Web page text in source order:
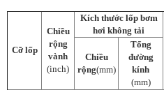
Cỡ lốp
Chiều
rộng
vành
(inch)
Kích thước lốp bơm
hơi không tải
Chiều
rộng(mm)
Tổng
đường
kính
(mm)